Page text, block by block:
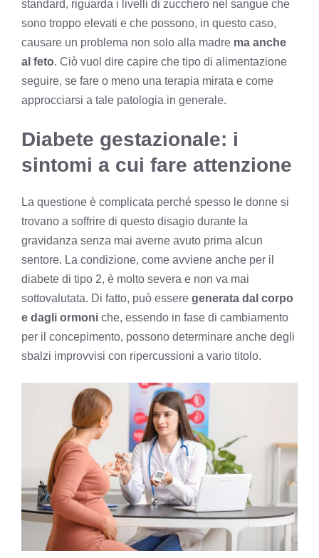
standard, riguarda i livelli di zucchero nel sangue che
sono troppo elevati e che possono, in questo caso,
causare un problema non solo alla madre ma anche
al feto. Ciò vuol dire capire che tipo di alimentazione
seguire, se fare o meno una terapia mirata e come
approcciarsi a tale patologia in generale.
Diabete gestazionale: i
sintomi a cui fare attenzione
La questione è complicata perché spesso le donne si
trovano a soffrire di questo disagio durante la
gravidanza senza mai averne avuto prima alcun
sentore. La condizione, come avviene anche per il
diabete di tipo 2, è molto severa e non va mai
sottovalutata. Di fatto, può essere generata dal corpo
e dagli ormoni che, essendo in fase di cambiamento
per il concepimento, possono determinare anche degli
sbalzi improvvisi con ripercussioni a vario titolo.